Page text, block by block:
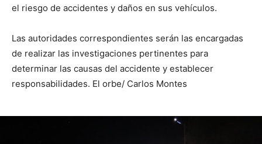
el riesgo de accidentes y daños en sus vehículos.
Las autoridades correspondientes serán las encargadas
de realizar las investigaciones pertinentes para
determinar las causas del accidente y establecer
responsabilidades. El orbe/ Carlos Montes